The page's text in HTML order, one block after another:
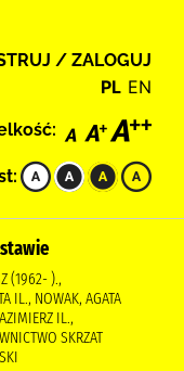
/ ZALOGUJ
PL EN
(1962- ).,
IL., NOWAK, AGATA
IL.,
SKRZAT